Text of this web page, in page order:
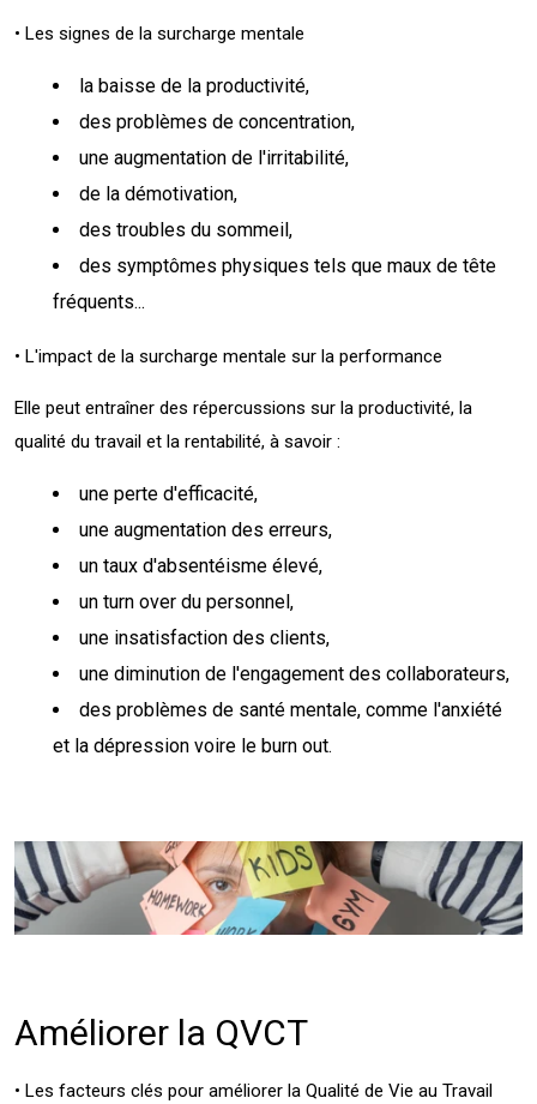
• Les signes de la surcharge mentale
la baisse de la productivité,
des problèmes de concentration,
une augmentation de l'irritabilité,
de la démotivation,
des troubles du sommeil,
des symptômes physiques tels que maux de tête
fréquents...
• L'impact de la surcharge mentale sur la performance
Elle peut entraîner des répercussions sur la productivité, la
qualité du travail et la rentabilité, à savoir :
une perte d'efficacité,
une augmentation des erreurs,
un taux d'absentéisme élevé,
un turn over du personnel,
une insatisfaction des clients,
une diminution de l'engagement des collaborateurs,
des problèmes de santé mentale, comme l'anxiété
et la dépression voire le burn out.
Améliorer la QVCT
• Les facteurs clés pour améliorer la Qualité de Vie au Travail